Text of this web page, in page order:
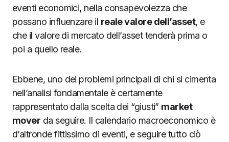
eventi economici, nella consapevolezza che
possano influenzare il reale valore dell’asset, e
che il valore di mercato dell’asset tenderà prima o
poi a quello reale.
Ebbene, uno dei problemi principali di chi si cimenta
nell’analisi fondamentale è certamente
rappresentato dalla scelta dei “giusti” market
mover da seguire. Il calendario macroeconomico è
d’altronde fittissimo di eventi, e seguire tutto ciò